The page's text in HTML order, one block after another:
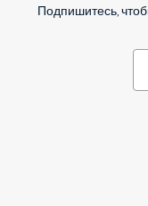
Подпишитесь,